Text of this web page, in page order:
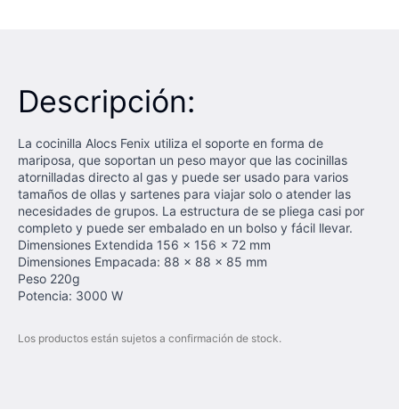
Descripción:
La cocinilla Alocs Fenix utiliza el soporte en forma de
mariposa, que soportan un peso mayor que las cocinillas
atornilladas directo al gas y puede ser usado para varios
tamaños de ollas y sartenes para viajar solo o atender las
necesidades de grupos. La estructura de se pliega casi por
completo y puede ser embalado en un bolso y fácil llevar.
Dimensiones Extendida 156 x 156 x 72 mm
Dimensiones Empacada: 88 x 88 x 85 mm
Peso 220g
Potencia: 3000 W
Los productos están sujetos a confirmación de stock.